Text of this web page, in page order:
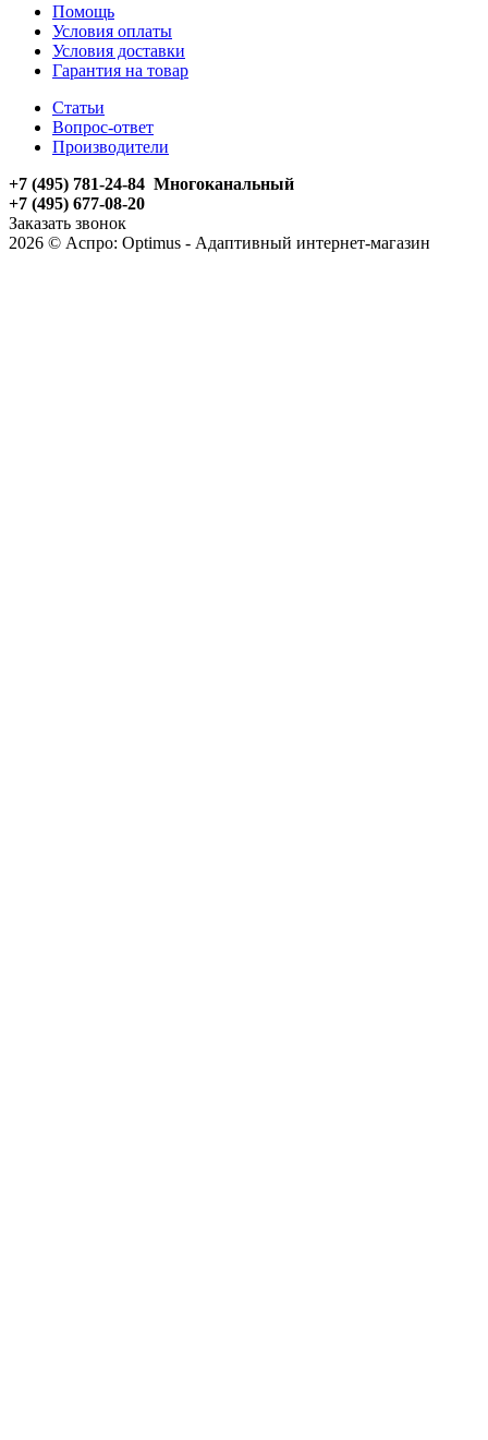
Помощь
Условия оплаты
Условия доставки
Гарантия на товар
Статьи
Вопрос-ответ
Производители
+7 (495) 781-24-84 Многоканальный
+7 (495) 677-08-20
Заказать звонок
2026 © Аспро: Optimus - Адаптивный интернет-магазин